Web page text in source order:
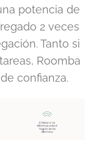
potencia de
2 veces
Tanto si
Roomba
confianza.